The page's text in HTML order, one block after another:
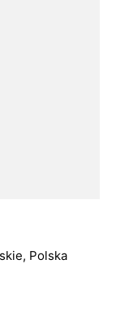
Polska